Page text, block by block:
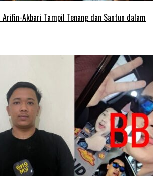
Arifin-Akbari Tampil Tenang dan Santun dalam